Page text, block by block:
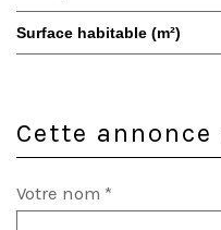
Surface habitable (m²)
Cette
Votre nom *